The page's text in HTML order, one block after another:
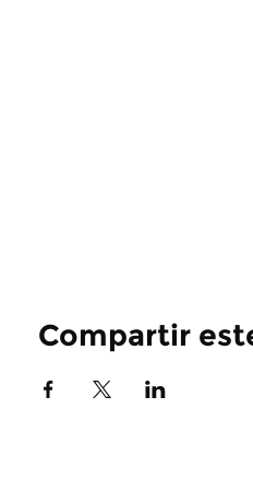
Compartir